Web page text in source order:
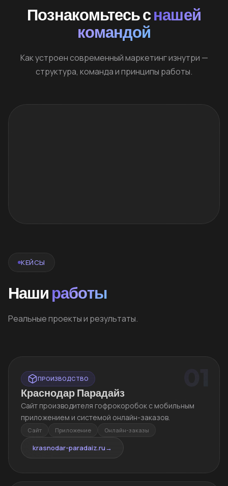
Познакомьтесь снашей
командой
Как устроен современный маркетинг изнутри —
структура, команда и принципы работы.
КЕЙСЫ
Наши работы
Реальные проекты и результаты.
ПРОИЗВОДСТВО
Краснодар Парадайз
Сайт производителя гофрокоробок с мобильным
приложением и системой онлайн-заказов.
Сайт Приложение Онлайн-заказы
krasnodar-paradaiz.ru→